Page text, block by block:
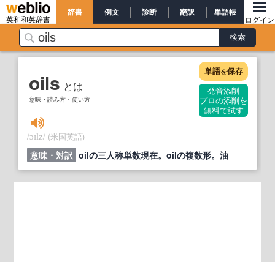
英和和英辞書
辞書 例文 診断 翻訳 単語帳
ログイン
oils とは
意味・読み方・使い方
単語を保存
発音添削
プロの添削を
無料で試す
/ɔɪlz/ (米国英語)
意味・対訳 oilの三人称単数現在。oilの複数形。油